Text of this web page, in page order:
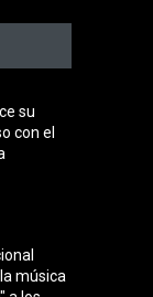
su
con el
música